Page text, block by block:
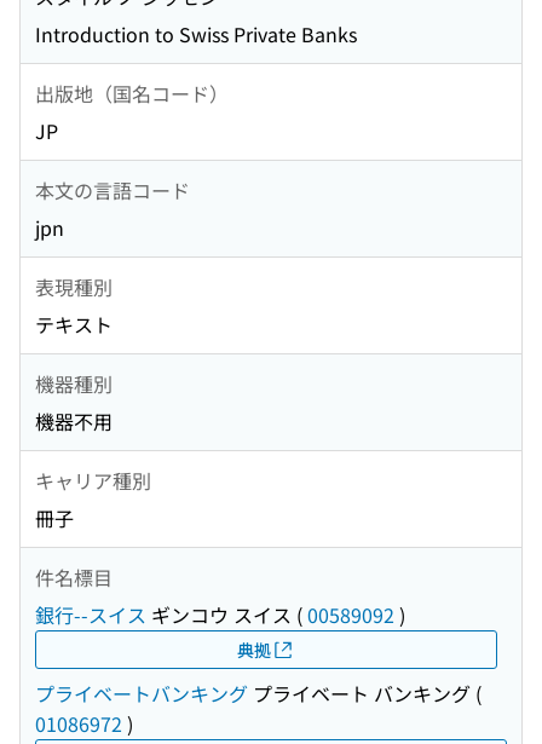
Introduction to Swiss Private Banks
出版地（国名コード）
JP
本文の言語コード
jpn
表現種別
テキスト
機器種別
機器不用
キャリア種別
冊子
件名標目
銀行--スイス ギンコウ スイス (00589092 )
典拠
プライベートバンキング プライベート バンキング (
01086972 )